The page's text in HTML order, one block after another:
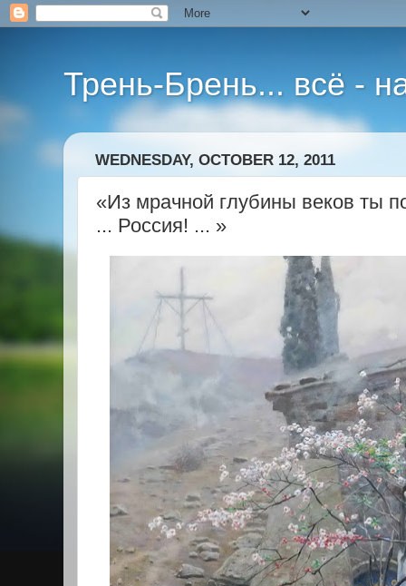
Трень-Брень... всё -
WEDNESDAY, OCTOBER 12, 2011
«Из мрачной глубины веков ты
... Россия! ... »